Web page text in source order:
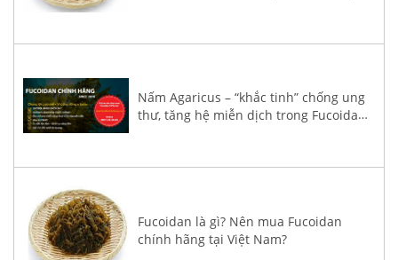
Nấm Agaricus – “khắc tinh” chống ung
thư, tăng hệ miễn dịch trong Fucoidan
Fucoidan là gì? Nên mua Fucoidan
chính hãng tại Việt Nam?